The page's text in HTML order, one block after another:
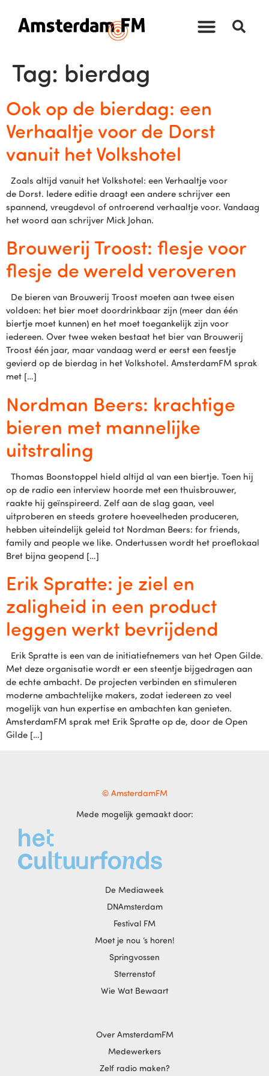
Tag: bierdag
Ook op de bierdag: een
Verhaaltje voor de Dorst
vanuit het Volkshotel
Zoals altijd vanuit het Volkshotel: een Verhaaltje voor
de Dorst. Iedere editie draagt een andere schrijver een
spannend, vreugdevol of ontroerend verhaaltje voor. Vandaag
het woord aan schrijver Mick Johan.
Brouwerij Troost: flesje voor
flesje de wereld veroveren
De bieren van Brouwerij Troost moeten aan twee eisen
voldoen: het bier moet doordrinkbaar zijn (meer dan één
biertje moet kunnen) en het moet toegankelijk zijn voor
iedereen. Over twee weken bestaat het bier van Brouwerij
Troost één jaar, maar vandaag werd er eerst een feestje
gevierd op de bierdag in het Volkshotel. AmsterdamFM sprak
met […]
Nordman Beers: krachtige
bieren met mannelijke
uitstraling
Thomas Boonstoppel hield altijd al van een biertje. Toen hij
op de radio een interview hoorde met een thuisbrouwer,
raakte hij geïnspireerd. Zelf aan de slag gaan, veel
uitproberen en steeds grotere hoeveelheden produceren,
hebben uiteindelijk geleid tot Nordman Beers: for friends,
family and people we like. Ondertussen wordt het proeflokaal
Bret bijna geopend […]
Erik Spratte: je ziel en
zaligheid in een product
leggen werkt bevrijdend
Erik Spratte is een van de initiatiefnemers van het Open Gilde.
Met deze organisatie wordt er een steentje bijgedragen aan
de echte ambacht. De projecten verbinden en stimuleren
moderne ambachtelijke makers, zodat iedereen zo veel
mogelijk van hun expertise en ambachten kan genieten.
AmsterdamFM sprak met Erik Spratte op de, door de Open
Gilde […]
© AmsterdamFM
Mede mogelijk gemaakt door:
De Mediaweek
DNAmsterdam
Festival FM
Moet je nou ‘s horen!
Springvossen
Sterrenstof
Wie Wat Bewaart
Over AmsterdamFM
Medewerkers
Zelf radio maken?